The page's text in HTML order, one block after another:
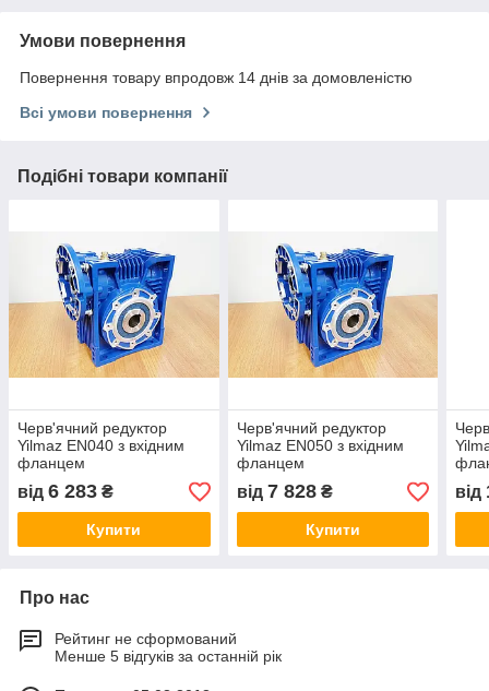
Умови повернення
Повернення товару впродовж 14 днів за домовленістю
Всі умови повернення
Подібні товари компанії
Черв'ячний редуктор
Yilmaz EN040 з вхідним
фланцем
від 6 283 ₴
Купити
Черв'ячний редуктор
Yilmaz EN050 з вхідним
фланцем
від 7 828₴
Купити
від
Про нас
Рейтинг не сформований
Менше 5 відгуків за останній рік